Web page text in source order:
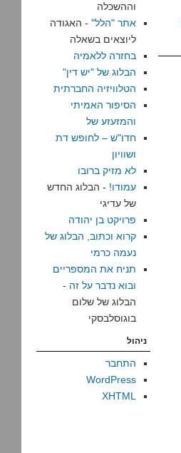
וההשכלה
אתר "הלל" - האגודה
ליוצאים בשאלה
בחזרה ללאמיה
הבלוג של "יש דין"
הטלוויזיה החברתית
הסיפור האמיתי
והמזעזע של
חדו"ש – לחופש דת
ושוויון
לא מזיק ברובו
עמודו! - הבלוג החדש
של עדיגי
פרויקט בן יהודה
קרוא וכתוב, הבלוג של
נעמה כרמי
תניח את המספריים
ובוא נדבר על זה -
הבלוג של שלום
בוגוסלבסקי
ניהול
התחבר
WordPress
XHTML